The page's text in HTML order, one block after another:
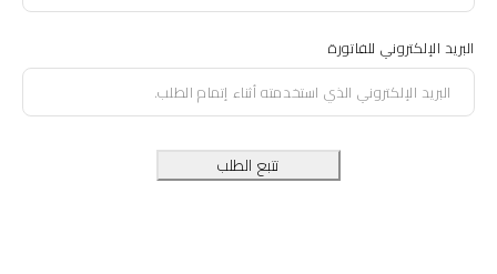
البريد الإلكتروني للفاتورة
تتبع الطلب